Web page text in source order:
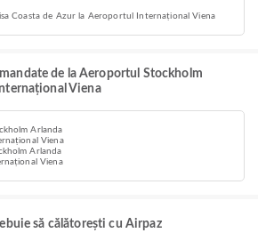
Coasta de Azur la Aeroportul Internațional Viena
de la Aeroportul Stockholm
Viena
Arlanda
Viena
Arlanda
Viena
să călătorești cu Airpaz